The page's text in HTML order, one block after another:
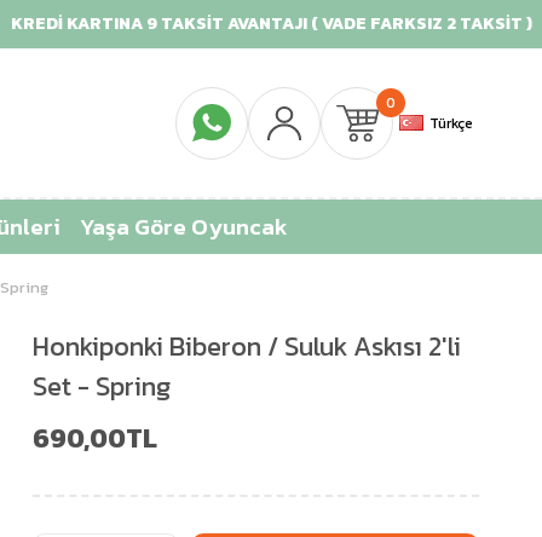
KARTINA 9 TAKSİT AVANTAJI ( VADE FARKSIZ 2 TAKSİT )
0
Türkçe
Yaşa Göre Oyuncak
Honkiponki Biberon / Suluk Askısı 2'li
Set - Spring
690,00TL